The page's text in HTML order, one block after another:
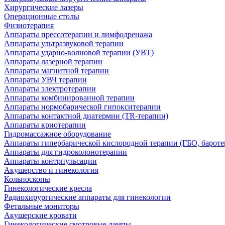
Хирургические лазеры
Операционные столы
Физиотерапия
Аппараты прессотерапии и лимфодренажа
Аппараты ультразвуковой терапии
Аппараты ударно-волновой терапии (УВТ)
Аппараты лазерной терапии
Аппараты магнитной терапии
Аппараты УВЧ терапии
Аппараты электротерапии
Аппараты комбинированной терапии
Аппараты нормобарической гипокситерапии
Аппараты контактной диатермии (TR-терапии)
Аппараты криотерапии
Гидромассажное оборудование
Аппараты гипербарической кислородной терапии (ГБО,
Аппараты для гидроколонотерапии
Аппараты контрпульсации
Акушерство и гинекология
Кольпоскопы
Гинекологические кресла
Радиохирургические аппараты для гинекологии
Фетальные мониторы
Акушерские кровати